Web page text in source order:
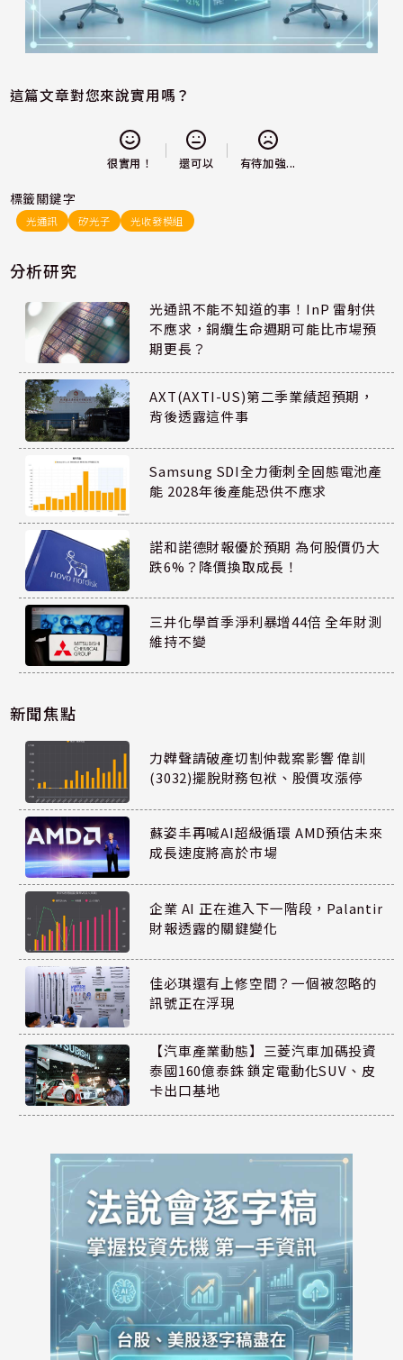
這篇文章對您來說實用嗎？
很實用！ 還可以 有待加強...
標籤關鍵字
光通訊 矽光子 光收發模組
分析研究
光通訊不能不知道的事！InP 雷射供
不應求，銅纜生命週期可能比市場預
期更長？
AXT(AXTI-US)第二季業績超預期，
背後透露這件事
Samsung SDI全力衝刺全固態電池產
能 2028年後產能恐供不應求
諾和諾德財報優於預期 為何股價仍大
跌6%？降價換取成長！
三井化學首季淨利暴增44倍 全年財測
維持不變
新聞焦點
力韡聲請破產切割仲裁案影響 偉訓
(3032)擺脫財務包袱、股價攻漲停
蘇姿丰再喊AI超級循環 AMD預估未來
成長速度將高於市場
企業 AI 正在進入下一階段，Palantir
財報透露的關鍵變化
佳必琪還有上修空間？一個被忽略的
訊號正在浮現
【汽車產業動態】三菱汽車加碼投資
泰國160億泰銖 鎖定電動化SUV、皮
卡出口基地